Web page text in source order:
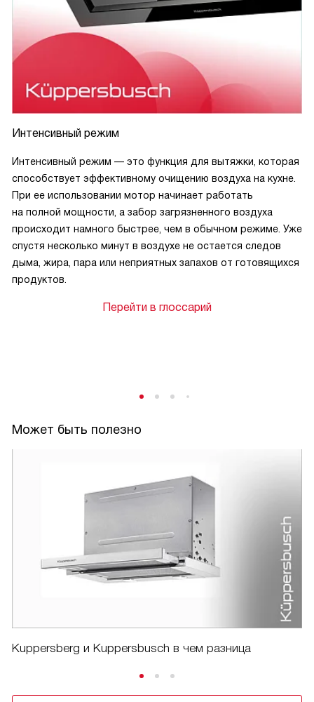
Интенсивный режим
Интенсивный режим — это функция для вытяжки, которая
способствует эффективному очищению воздуха на кухне.
При ее использовании мотор начинает работать
на полной мощности, а забор загрязненного воздуха
происходит намного быстрее, чем в обычном режиме. Уже
спустя несколько минут в воздухе не остается следов
дыма, жира, пара или неприятных запахов от готовящихся
продуктов.
Перейти в глоссарий
Может быть полезно
Kuppersberg и Kuppersbusch в чем разница